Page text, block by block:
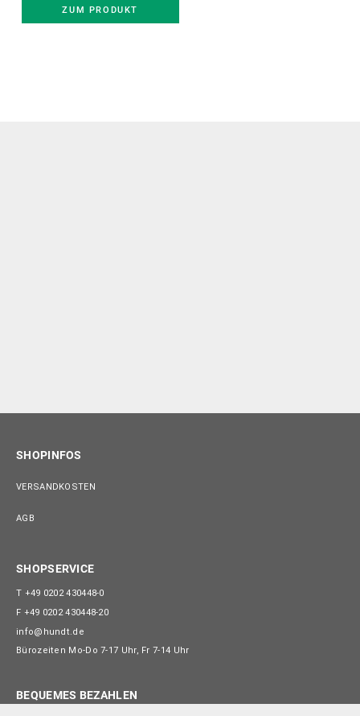
ZUM PRODUKT
SHOPINFOS
VERSANDKOSTEN
AGB
SHOPSERVICE
T +49 0202 430448-0
F +49 0202 430448-20
info@hundt.de
Bürozeiten Mo-Do 7-17 Uhr, Fr 7-14 Uhr
BEQUEMES BEZAHLEN